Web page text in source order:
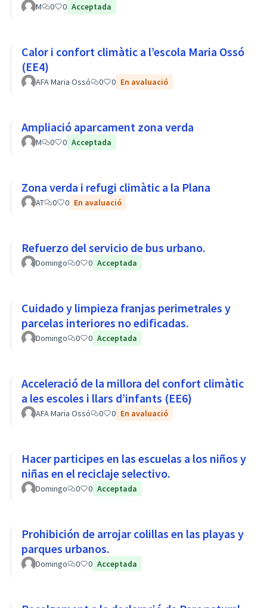
M 0 0 Acceptada
Calor i confort climàtic a l’escola Maria Ossó
(EE4)
AFA Maria Ossó 0 0 En avaluació
Ampliació aparcament zona verda
M 0 0 Acceptada
Zona verda i refugi climàtic a la Plana
AT 0 0 En avaluació
Refuerzo del servicio de bus urbano.
Domingo 0 0 Acceptada
Cuidado y limpieza franjas perimetrales y
parcelas interiores no edificadas.
Domingo 0 0 Acceptada
Acceleració de la millora del confort climàtic
a les escoles i llars d’infants (EE6)
AFA Maria Ossó 0 0 En avaluació
Hacer participes en las escuelas a los niños y
niñas en el reciclaje selectivo.
Domingo 0 0 Acceptada
Prohibición de arrojar colillas en las playas y
parques urbanos.
Domingo 0 0 Acceptada